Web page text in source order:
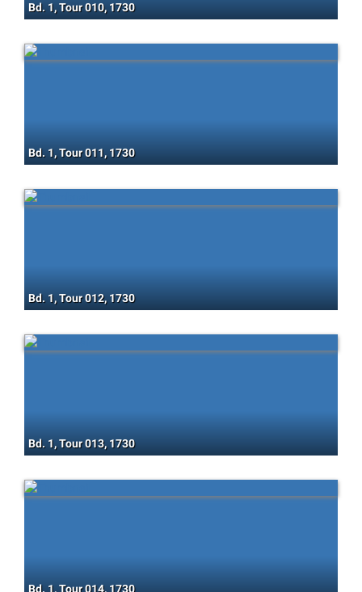
Bd. 1, Tour 010, 1730
Bd. 1, Tour 011, 1730
Bd. 1, Tour 012, 1730
Bd. 1, Tour 013, 1730
Bd. 1, Tour 014, 1730